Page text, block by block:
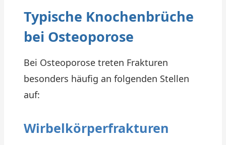
Typische Knochenbrüche
bei Osteoporose
Bei Osteoporose treten Frakturen
besonders häufig an folgenden Stellen
auf:
Wirbelkörperfrakturen